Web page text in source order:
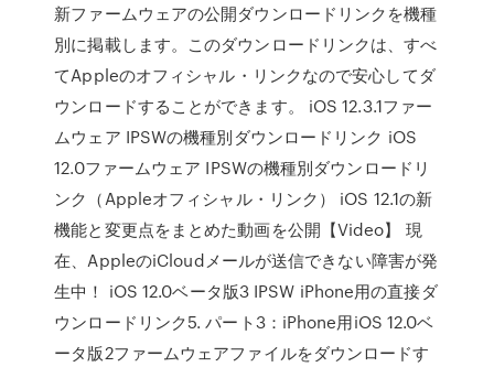
新ファームウェアの公開ダウンロードリンクを機種
別に掲載します。このダウンロードリンクは、すべ
てAppleのオフィシャル・リンクなので安心してダ
ウンロードすることができます。 iOS 12.3.1ファー
ムウェア IPSWの機種別ダウンロードリンク iOS
12.0ファームウェア IPSWの機種別ダウンロードリ
ンク（Appleオフィシャル・リンク） iOS 12.1の新
機能と変更点をまとめた動画を公開【Video】 現
在、AppleのiCloudメールが送信できない障害が発
生中！ iOS 12.0ベータ版3 IPSW iPhone用の直接ダ
ウンロードリンク5. パート3：iPhone用iOS 12.0ベ
ータ版2ファームウェアファイルをダウンロードす